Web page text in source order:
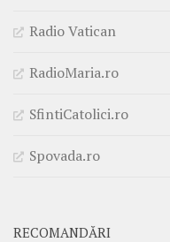
Radio Vatican
RadioMaria.ro
SfintiCatolici.ro
Spovada.ro
RECOMANDĂRI